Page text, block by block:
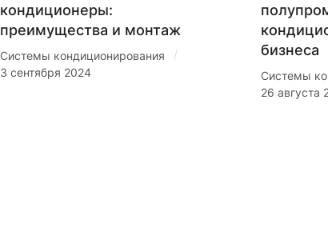
кондиционеры:
преимущества и монтаж
Системы кондиционирования /
3 сентября 2024
бизнеса
Системы
26 августа